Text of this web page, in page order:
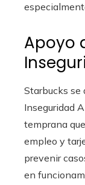
Apoyo
Starbucks se
Inseguridad
temprana
empleo y
prevenir
en